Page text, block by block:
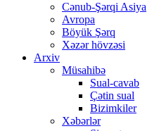
Cənub-Şərqi Asiya
Avropa
Böyük Şərq
Xəzər hövzəsi
Arxiv
Müsahibə
Sual-cavab
Çətin sual
Bizimkiler
Xəbərlər